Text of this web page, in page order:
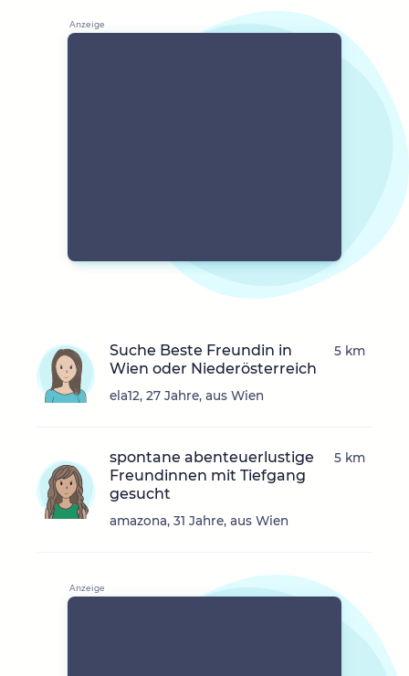
Suche Beste Freundin in
Wien oder Niederösterreich
ela12, 27 Jahre, aus Wien
5 km
spontane abenteuerlustige
Freundinnen mit Tiefgang
gesucht
amazona, 31 Jahre, aus Wien
5 km